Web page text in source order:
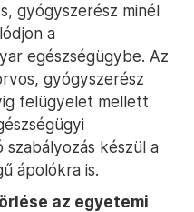
gyógyszerész minél
a
egészségügybe. Az
gyógyszerész
felügyelet mellett
szabályozás készül a
ápolókra is.
az egyetemi